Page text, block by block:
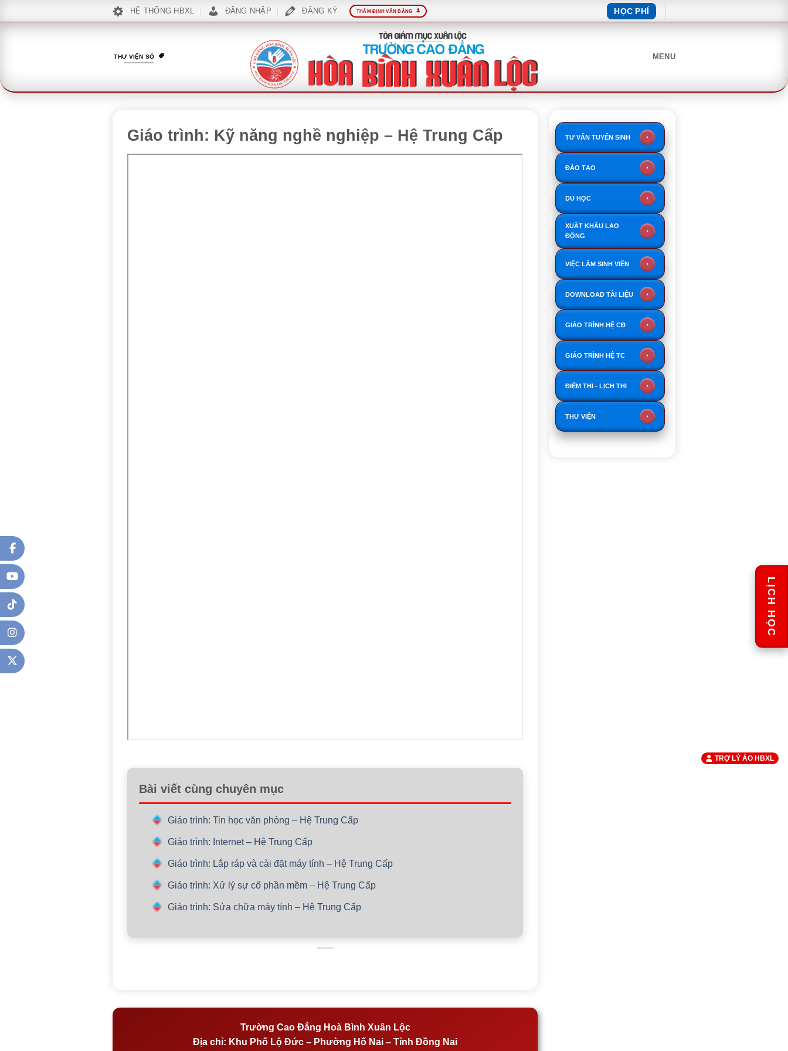
qua
HỆ THỐNG HBXL ĐĂNG NHẬP ĐĂNG KÝ THẨM ĐỊNH VĂN BẰNG HỌC PHÍ
THƯ VIỆN SỐ MENU
Giáo trình: Kỹ năng nghề nghiệp – Hệ Trung Cấp
Bài viết cùng chuyên mục
Giáo trình: Tin học văn phòng – Hệ Trung Cấp
Giáo trình: Internet – Hệ Trung Cấp
Giáo trình: Lắp ráp và cài đặt máy tính – Hệ Trung Cấp
Giáo trình: Xử lý sự cố phần mềm – Hệ Trung Cấp
Giáo trình: Sửa chữa máy tính – Hệ Trung Cấp
Trường Cao Đẳng Hoà Bình Xuân Lộc
Địa chỉ: Khu Phố Lộ Đức – Phường Hố Nai – Tỉnh Đồng Nai
TƯ VẤN TUYỂN SINH
ĐÀO TẠO
DU HỌC
XUẤT KHẨU LAO
ĐỘNG
VIỆC LÀM SINH VIÊN
DOWNLOAD TÀI LIỆU
GIÁO TRÌNH HỆ CĐ
GIÁO TRÌNH HỆ TC
ĐIỂM THI - LỊCH THI
THƯ VIỆN
LỊCH HỌC
TRỢ LÝ ẢO HBXL